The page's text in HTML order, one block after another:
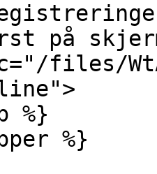
på